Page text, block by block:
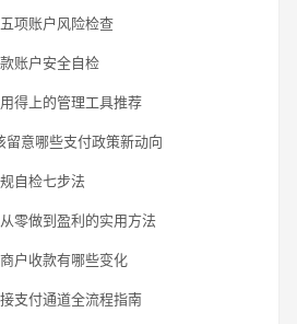
项账户风险检查
账户安全自检
得上的管理工具推荐
意哪些支付政策新动向
自检七步法
零做到盈利的实用方法
户收款有哪些变化
支付通道全流程指南